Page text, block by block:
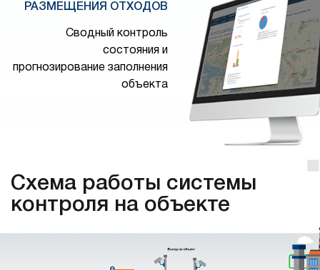
РАЗМЕЩЕНИЯ ОТХОДОВ
Сводный контроль
состояния и
прогнозирование заполнения
объекта
Схема работы системы
контроля на объекте